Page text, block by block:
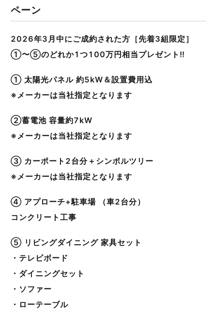
ペーン
2026年3月中にご成約された方［先着3組限定］
①〜⑤のどれか1つ100万円相当プレゼント‼︎
① 太陽光パネル 約5kW＆設置費用込
※メーカーは当社指定となります
②蓄電池 容量約7kW
※メーカーは当社指定となります
③ カーポート2台分＋シンボルツリー
※メーカーは当社指定となります
④ アプローチ+駐車場 （車2台分）
コンクリート工事
⑤ リビングダイニング 家具セット
・テレビボード
・ダイニングセット
・ ソファー
・ローテーブル